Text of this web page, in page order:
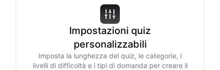
Impostazioni quiz
personalizzabili
Imposta la lunghezza del quiz, le categorie, i
livelli di difficoltà e i tipi di domanda per creare il